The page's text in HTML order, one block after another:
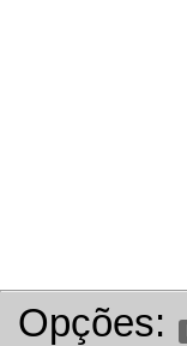
Opções: